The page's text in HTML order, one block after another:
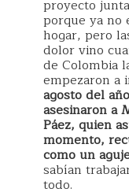
proyecto
porque ya no
hogar, pero
dolor vino
de Colombia
empezaron a
agosto del
asesinaron a
Páez, quien
momento,
como un
sabían
todo.